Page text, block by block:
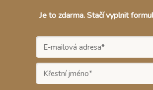
Je to zdarma. Stačí vyplnit